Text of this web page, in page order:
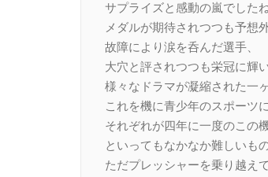
サプライズと感動の嵐でしたね
メダルが期待されつつも予想
故障により涙を呑んだ選手、
大穴と評されつつも栄冠に輝
様々なドラマが凝縮された一
これを機に青少年のスポーツ
それぞれが四年に一度のこの
といってもなかなか難しいも
ただプレッシャーを乗り越え